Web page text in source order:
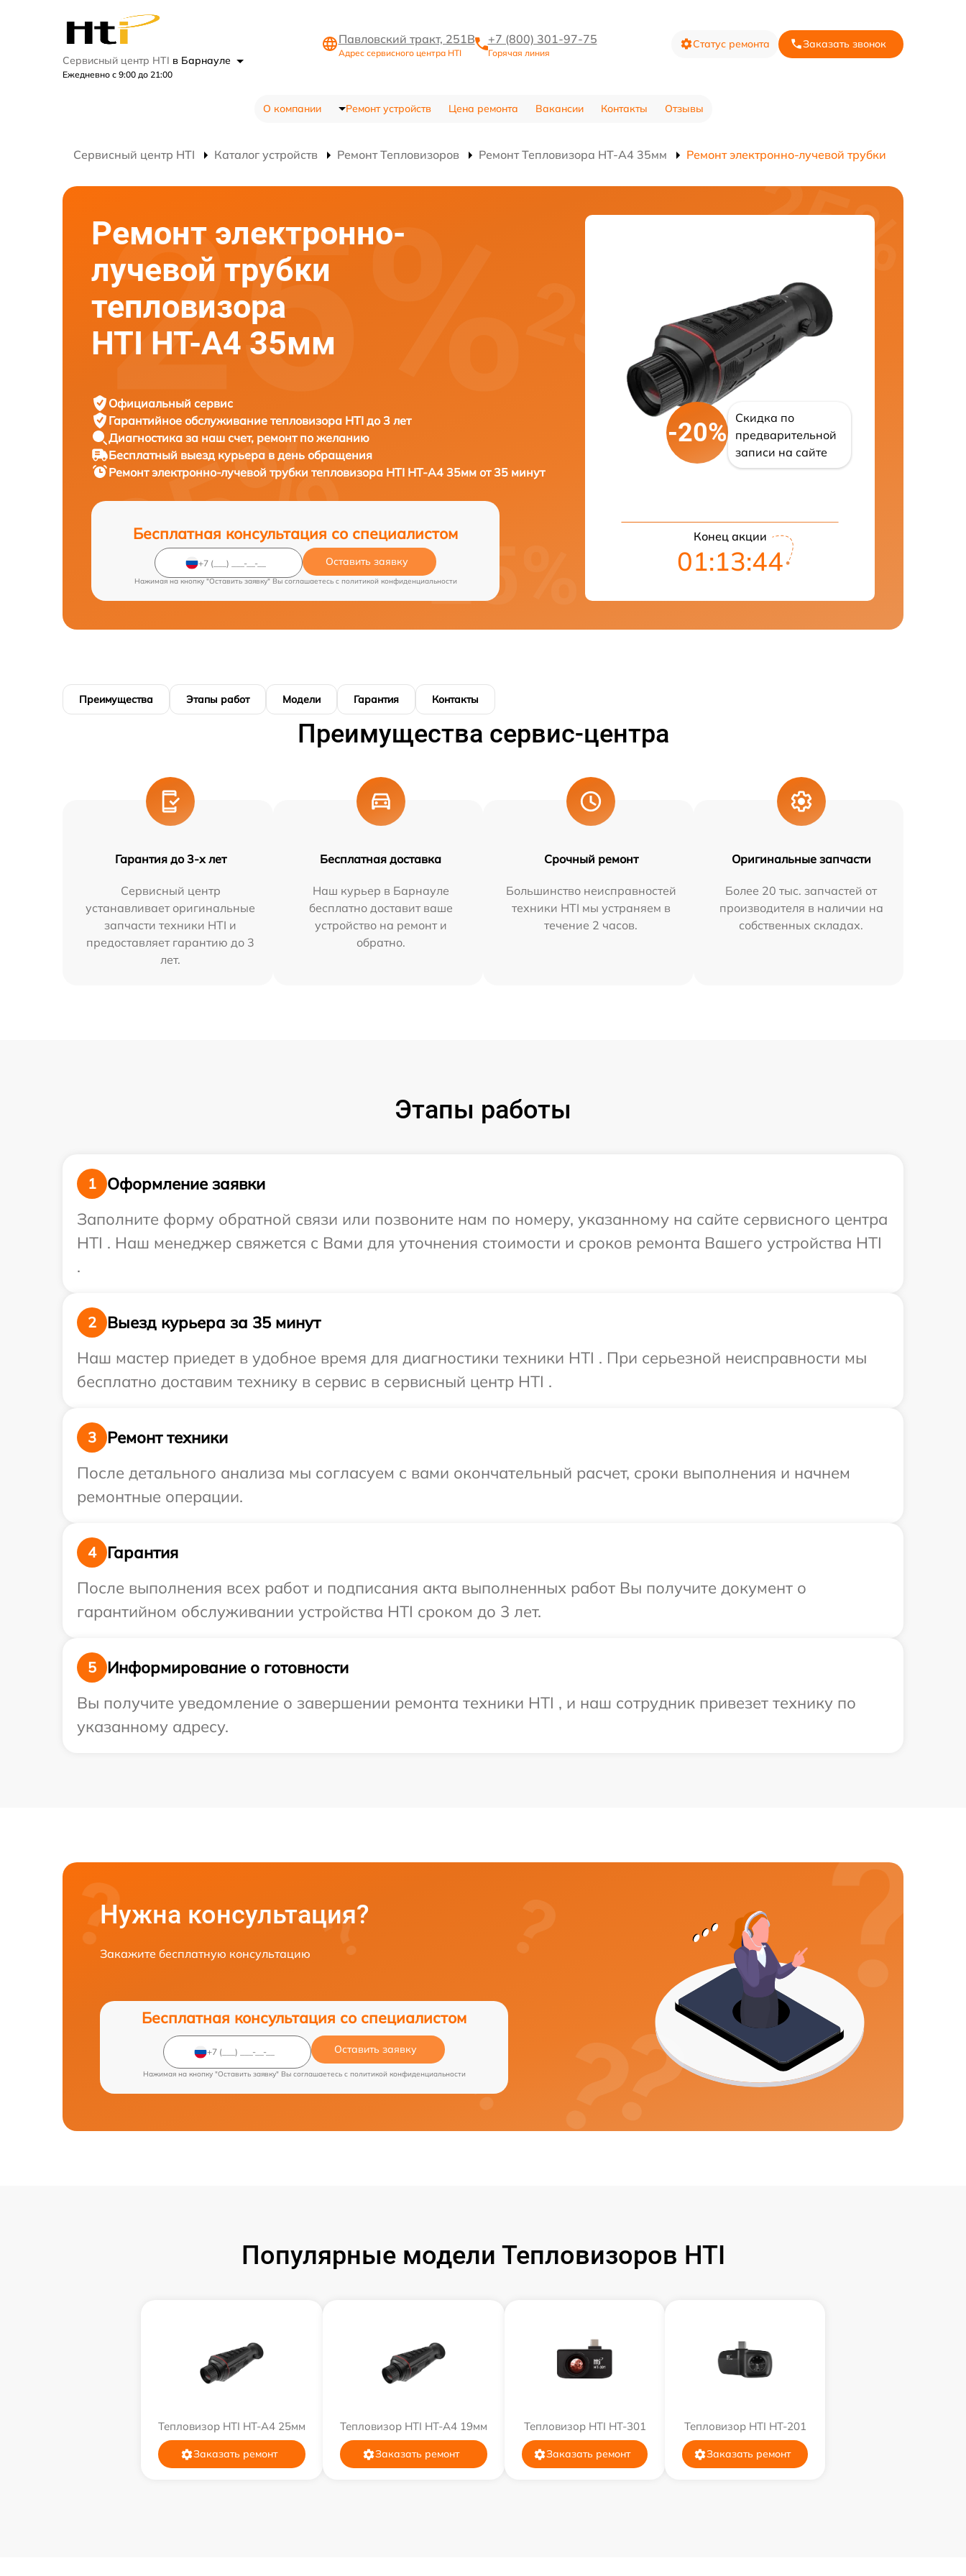
Сервисный центр HTI в Барнауле
Ежедневно с 9:00 до 21:00
Павловский тракт, 251В
Адрес сервисного центра HTI
+7 (800) 301-97-75
Горячая линия
Статус ремонта Заказать звонок
О компании Ремонт устройств Цена ремонта Вакансии Контакты Отзывы
Сервисный центр HTI Каталог устройств Ремонт Тепловизоров Ремонт Тепловизора HT-A4 35мм Ремонт электронно-лучевой трубки
Ремонт электронно-
лучевой трубки
тепловизора
HTI HT-A4 35мм
Официальный сервис
Гарантийное обслуживание тепловизора HTI до 3 лет
Диагностика за наш счет, ремонт по желанию
Бесплатный выезд курьера в день обращения
Ремонт электронно-лучевой трубки тепловизора HTI HT-A4 35мм от 35 минут
Бесплатная консультация со специалистом
Оставить заявку
Нажимая на кнопку "Оставить заявку" Вы соглашаетесь c политикой конфиденциальности
-20%
Скидка по
предварительной
записи на сайте
Конец акции
01:13:43
Преимущества Этапы работ Модели Гарантия Контакты
Преимущества сервис-центра
Гарантия до 3-х лет
Сервисный центр
устанавливает оригинальные
запчасти техники HTI и
предоставляет гарантию до 3
лет.
Бесплатная доставка
Наш курьер в Барнауле
бесплатно доставит ваше
устройство на ремонт и
обратно.
Срочный ремонт
Большинство неисправностей
техники HTI мы устраняем в
течение 2 часов.
Оригинальные запчасти
Более 20 тыс. запчастей от
производителя в наличии на
собственных складах.
Этапы работы
1
Оформление заявки
Заполните форму обратной связи или позвоните нам по номеру, указанному на сайте сервисного центра
HTI . Наш менеджер свяжется с Вами для уточнения стоимости и сроков ремонта Вашего устройства HTI
.
2
Выезд курьера за 35 минут
Наш мастер приедет в удобное время для диагностики техники HTI . При серьезной неисправности мы
бесплатно доставим технику в сервис в сервисный центр HTI .
3
Ремонт техники
После детального анализа мы согласуем с вами окончательный расчет, сроки выполнения и начнем
ремонтные операции.
4
Гарантия
После выполнения всех работ и подписания акта выполненных работ Вы получите документ о
гарантийном обслуживании устройства HTI сроком до 3 лет.
5
Информирование о готовности
Вы получите уведомление о завершении ремонта техники HTI , и наш сотрудник привезет технику по
указанному адресу.
Нужна консультация?
Закажите бесплатную консультацию
Бесплатная консультация со специалистом
Оставить заявку
Нажимая на кнопку "Оставить заявку" Вы соглашаетесь c политикой конфиденциальности
Популярные модели Тепловизоров HTI
Тепловизор HTI HT-A4 25мм
Заказать ремонт
Тепловизор HTI HT-A4 19мм
Заказать ремонт
Тепловизор HTI HT-301
Заказать ремонт
Тепловизор HTI HT-201
Заказать ремонт